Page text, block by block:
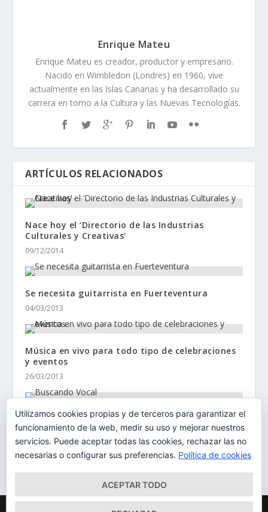
Enrique Mateu
Enrique Mateu es creador, productor y empresario.
Nacido en Wimbledon (Londres) en 1960, vive
actualmente en las Islas Canarias y ha desarrollado su
carrera en torno a la Cultura y las Nuevas Tecnologías.
ARTÍCULOS RELACIONADOS
Nace hoy el ‘Directorio de las Industrias
Culturales y Creativas’
09/12/2014
Se necesita guitarrista en Fuerteventura
04/03/2013
Música en vivo para todo tipo de celebraciones
y eventos
26/03/2013
Buscando Vocal
17/04/2013
Utilizamos cookies propias y de terceros para garantizar el
funcionamiento de la web, medir su uso y mejorar nuestros
servicios. Puede aceptar todas las cookies, rechazar las no
necesarias o configurar sus preferencias. Política de cookies
ACEPTAR TODO